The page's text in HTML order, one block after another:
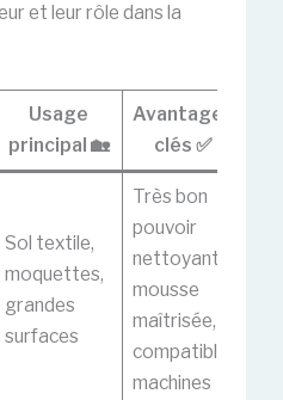
et leur rôle dans la
Usage
principal 🏡
Avantages
clés ✅
Sol textile,
moquettes,
grandes
surfaces
Très bon
pouvoir
nettoyant,
mousse
maîtrisée,
compatible
machines